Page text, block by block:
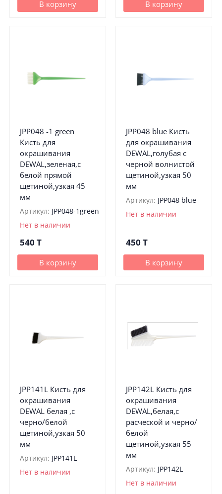
В корзину В корзину
JPP048 -1 green
Кисть для
окрашивания
DEWAL,зеленая,с
белой прямой
щетиной,узкая 45
мм
Артикул: JPP048-1green
Нет в наличии
540 T
В корзину
JPP048 blue Кисть
для окрашивания
DEWAL,голубая с
черной волнистой
щетиной,узкая 50
мм
Артикул: JPP048 blue
Нет в наличии
450 T
В корзину
JPP141L Кисть для
окрашивания
DEWAL белая ,с
черно/белой
щетиной,узкая 50
мм
Артикул: JPP141L
Нет в наличии
JPP142L Кисть для
окрашивания
DEWAL,белая,с
расческой и черно/
белой
щетиной,узкая 55
мм
Артикул: JPP142L
Нет в наличии